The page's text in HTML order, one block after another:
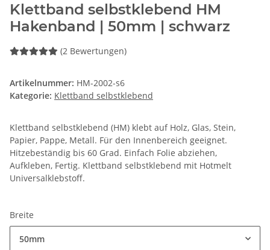
Klettband selbstklebend HM
Hakenband | 50mm | schwarz
(2 Bewertungen)
Artikelnummer: HM-2002-s6
Kategorie: Klettband selbstklebend
Klettband selbstklebend (HM) klebt auf Holz, Glas, Stein,
Papier, Pappe, Metall. Für den Innenbereich geeignet.
Hitzebeständig bis 60 Grad. Einfach Folie abziehen,
Aufkleben, Fertig. Klettband selbstklebend mit Hotmelt
Universalklebstoff.
Breite
50mm